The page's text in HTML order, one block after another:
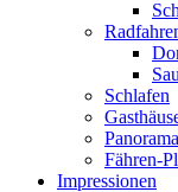
Schlafen
Fähren-
Impressionen